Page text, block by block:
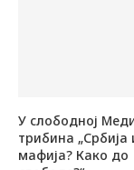
У слободној
трибина „Србија
мафија? Како до